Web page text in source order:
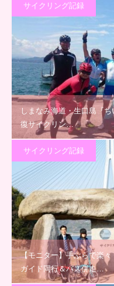
サイクリング記録
しまなみ海道・生口島『
復サイクリン…
サイクリング記録
【モニター】手ぶらで楽
ガイド同行＆バス併走…